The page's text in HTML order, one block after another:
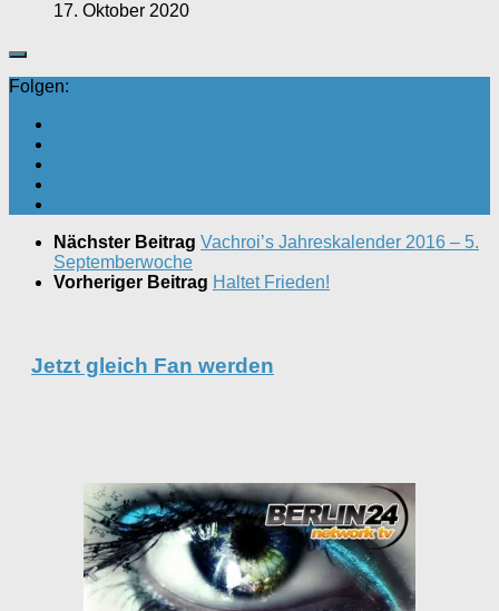
17. Oktober 2020
Folgen:
Nächster Beitrag Vachroi’s Jahreskalender 2016 – 5.
Septemberwoche
Vorheriger Beitrag Haltet Frieden!
Jetzt gleich Fan werden